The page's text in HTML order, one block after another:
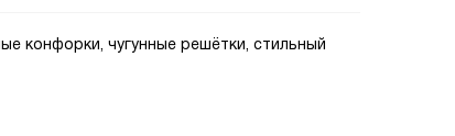
конфорки, чугунные решётки, стильный